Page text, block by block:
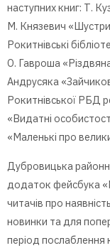
наступних книг: Т.
М. Князевич
Рокитнівські
О. Гавроша
Андрусяка
Рокитнівської РБД
«Видатні
«Маленькі про
Дубровицька
додаток фейсбука
читачів про
новинки та для
період послаблення